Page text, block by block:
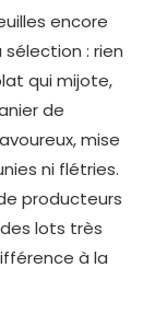
encore
: rien
qui mijote,
de
mise
ni flétries.
producteurs
lots très
à la